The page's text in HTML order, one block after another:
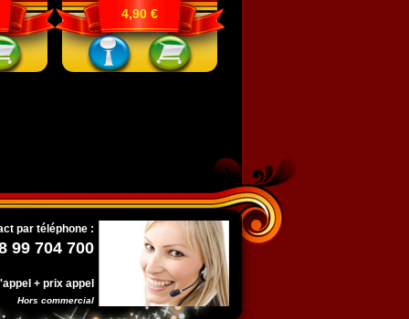
4,90 €
par téléphone :
99 704 700
+ prix appel
Hors commercial